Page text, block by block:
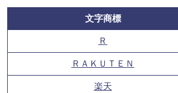
文字商標
Ｒ
ＲＡＫＵＴＥＮ
楽天